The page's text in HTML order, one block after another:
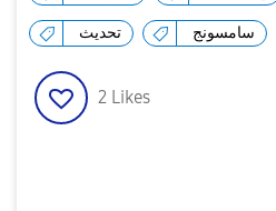
تحديث سامسونج
2 Likes